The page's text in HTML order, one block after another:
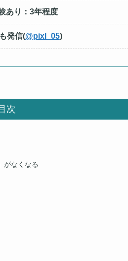
あり：3年程度
発信(@pixl_05)
次
がなくなる